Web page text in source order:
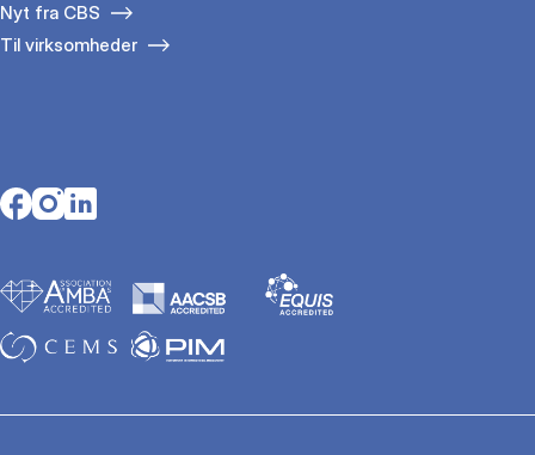
Nyt fra CBS
Til virksomheder
Opens in a new tab
Opens in a new tab
Opens in a new tab